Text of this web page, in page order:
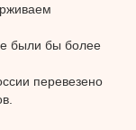
были бы более
перевезено